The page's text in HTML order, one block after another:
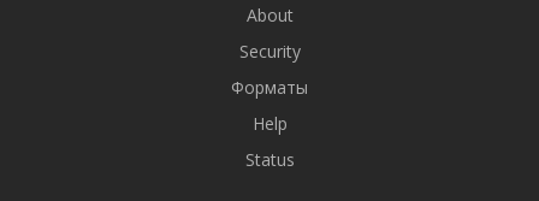
About
Security
Форматы
Help
Status